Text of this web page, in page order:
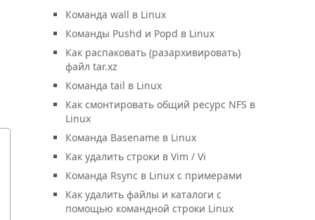
Команда wall в Linux
Команды Pushd и Popd в Linux
Как распаковать (разархивировать)
файл tar.xz
Команда tail в Linux
Как смонтировать общий ресурс NFS в
Linux
Команда Basename в Linux
Как удалить строки в Vim / Vi
Команда Rsync в Linux с примерами
Как удалить файлы и каталоги с
помощью командной строки Linux